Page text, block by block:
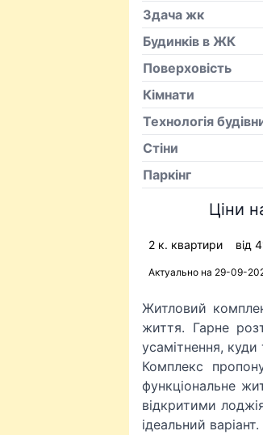
Здача жк
Будинків в ЖК
Поверховість
Кiмнати
Технологія
Стіни
Паркінг
Ціни
2 к. квартири від
Актуально на 29-09-
Житловий
життя. Гарне
усамітнення,
Комплекс
функціональне
відкритими
ідеальний варіант.